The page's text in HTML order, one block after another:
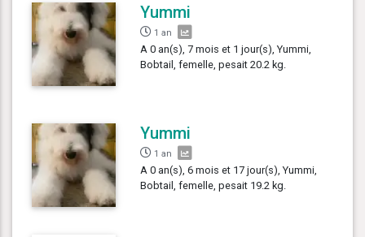
Yummi
1 an
A 0 an(s), 7 mois et 1 jour(s), Yummi,
Bobtail, femelle, pesait 20.2 kg.
Yummi
1 an
A 0 an(s), 6 mois et 17 jour(s), Yummi,
Bobtail, femelle, pesait 19.2 kg.